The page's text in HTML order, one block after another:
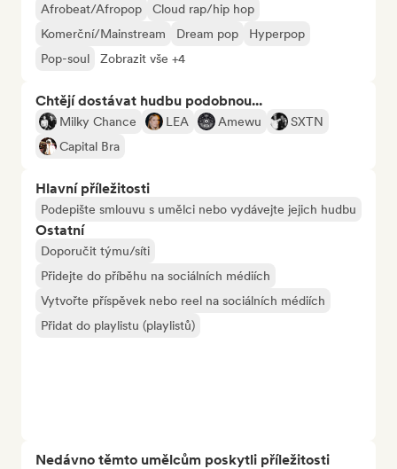
Afrobeat/Afropop
Cloud rap/hip hop
Komerční/Mainstream
Dream pop
Hyperpop
Pop-soul
Zobrazit vše +4
Chtějí dostávat hudbu podobnou...
Milky Chance LEA Amewu
SXTN
Capital Bra
Hlavní příležitosti
Podepište smlouvu s umělci nebo vydávejte jejich hudbu
Ostatní
Doporučit týmu/síti
Přidejte do příběhu na sociálních médiích
Vytvořte příspěvek nebo reel na sociálních médiích
Přidat do playlistu (playlistů)
Nedávno těmto umělcům poskytli příležitosti